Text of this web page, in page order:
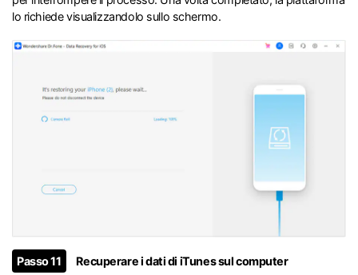
lo richiede visualizzandolo sullo schermo.
Passo 11
Recuperare i dati di iTunes sul computer